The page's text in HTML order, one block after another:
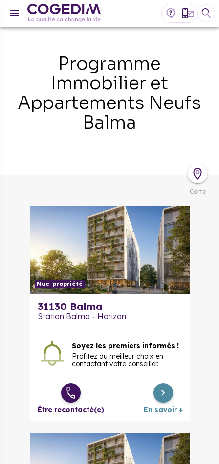
Programme
Immobilier et
Appartements Neufs
Balma
Carte
Nue-propriété
31130 Balma
Station Balma - Horizon
Soyez les premiers informés !
Profitez du meilleur choix en
contactant votre conseiller.
Être recontacté(e) En savoir +